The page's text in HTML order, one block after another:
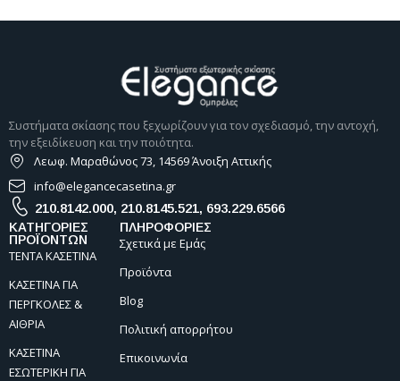
Συστήματα σκίασης που ξεχωρίζουν για τον σχεδιασμό, την αντοχή,
την εξειδίκευση και την ποιότητα.
ΚΑΤΗΓΟΡΙΕΣ
ΠΡΟΪΟΝΤΩΝ
ΤΕΝΤΑ ΚΑΣΕΤΙΝΑ
ΚΑΣΕΤΙΝΑ ΓΙΑ
ΠΕΡΓΚΟΛΕΣ &
ΑΙΘΡΙΑ
ΚΑΣΕΤΙΝΑ
ΕΣΩΤΕΡΙΚΗ ΓΙΑ
ΠΛΗΡΟΦΟΡΙΕΣ
Σχετικά με Εμάς
Προϊόντα
Blog
Πολιτική απορρήτου
Επικοινωνία
Λεωφ. Μαραθώνος 73, 14569 Άνοιξη Αττικής
info@elegancecasetina.gr
210.8142.000, 210.8145.521, 693.229.6566